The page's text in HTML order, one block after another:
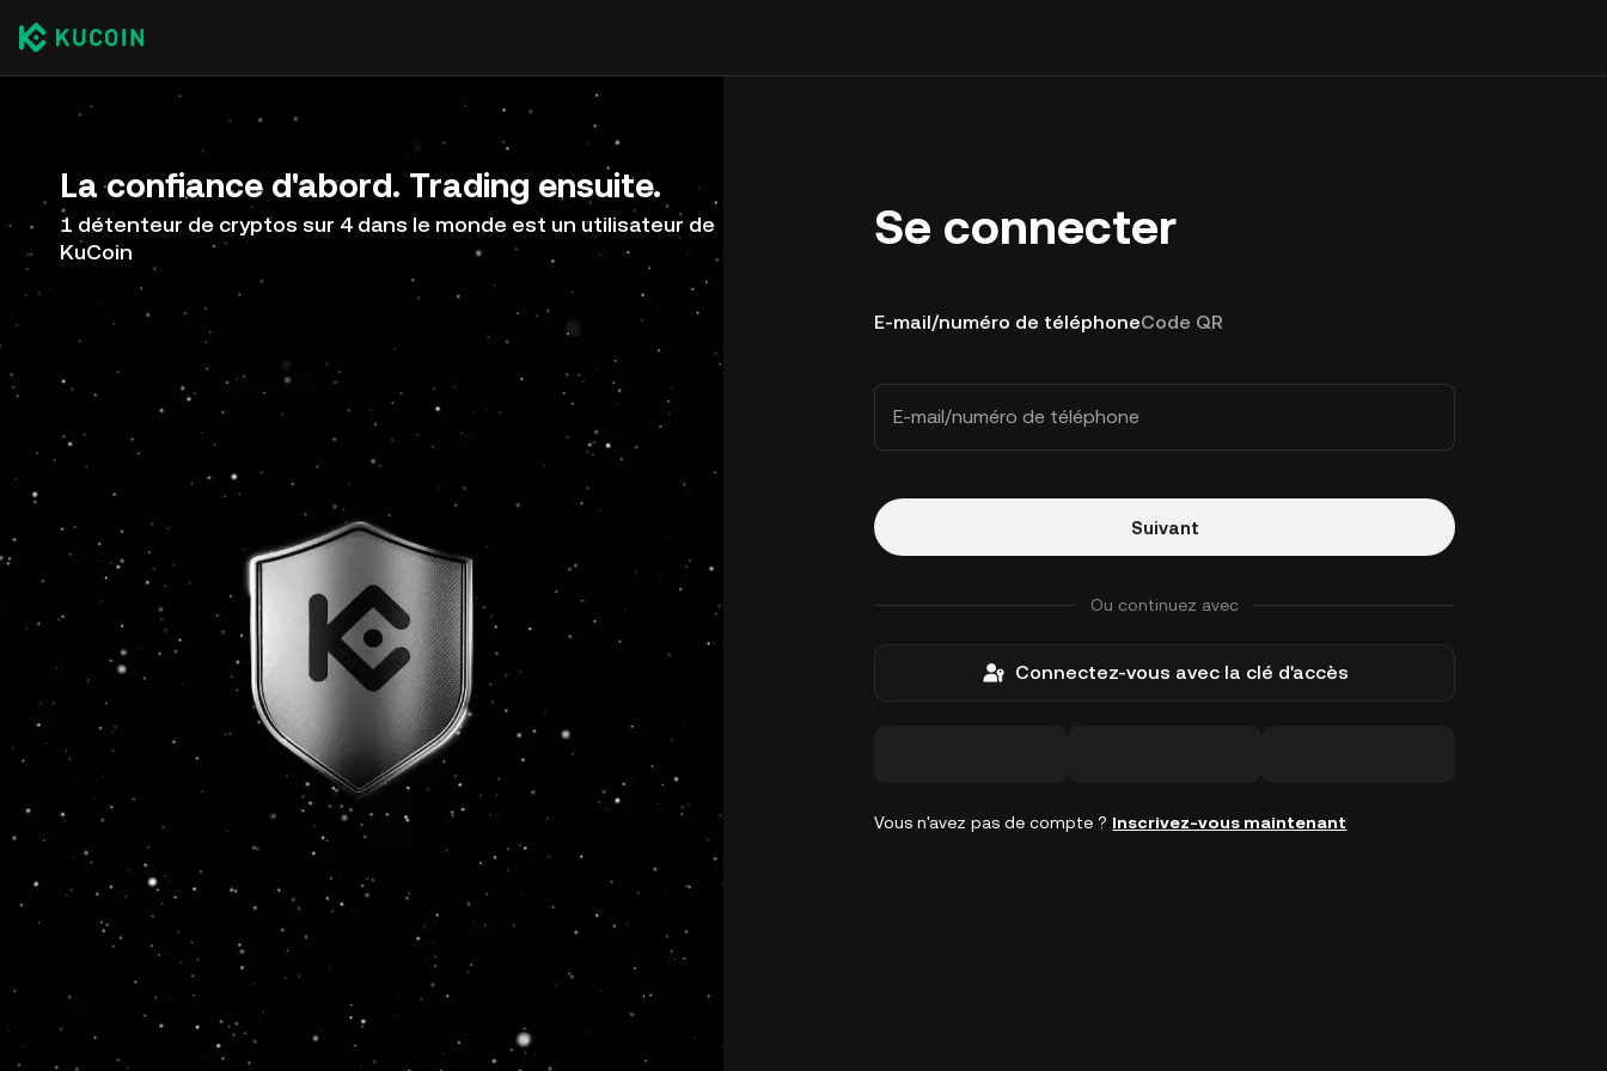
La confiance d'abord. Trading ensuite.
1 détenteur de cryptos sur 4 dans le monde est un utilisateur de
KuCoin
Se connecter
E-mail/numéro de téléphoneCode QR
E-mail/numéro de téléphone
Suivant
Ou continuez avec
Connectez-vous avec la clé d'accès
Vous n'avez pas de compte ? Inscrivez-vous maintenant